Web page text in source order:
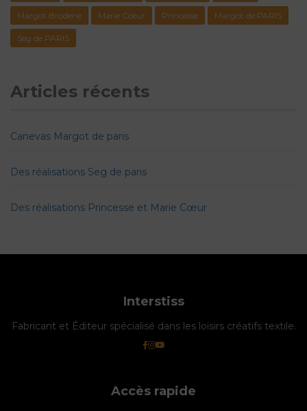
Margot Broderie Marie Cœur Princesse Margot de PARIS
Seg de PARIS
Articles récents
Canevas Margot de paris
Des réalisations Seg de paris
Des réalisations Princesse et Marie Cœur
Interstiss
Fabricant et Éditeur spécialisé dans les loisirs créatifs textile.
Accès rapide